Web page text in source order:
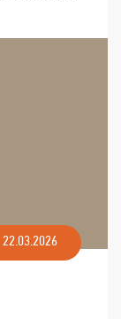
22.03.2026